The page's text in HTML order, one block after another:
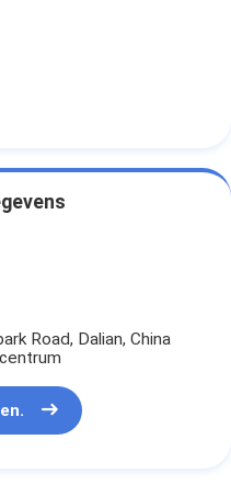
Road, Dalian, China